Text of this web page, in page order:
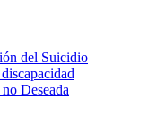
del Suicidio
Deseada